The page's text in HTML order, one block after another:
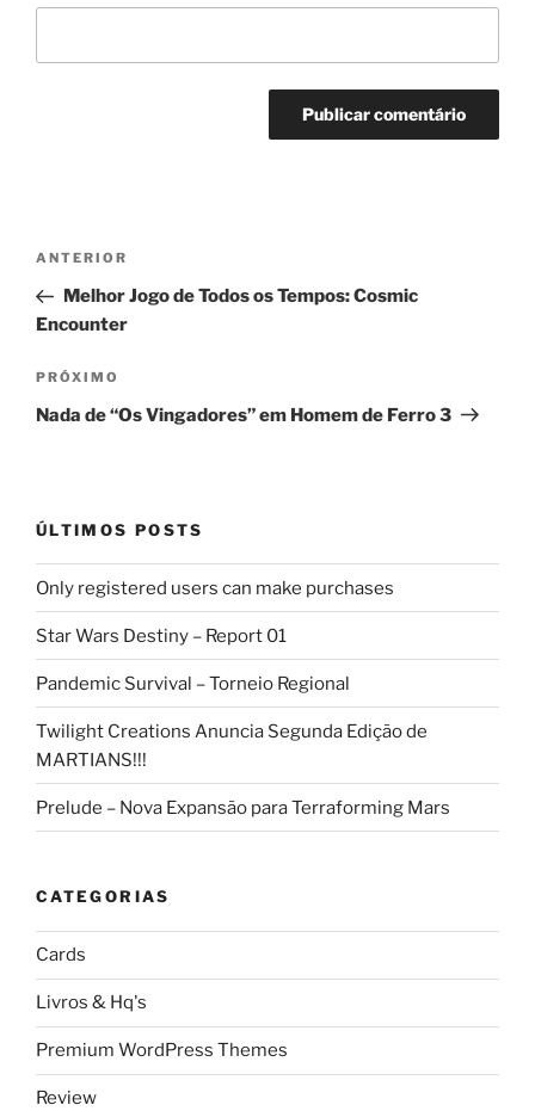
Navegação
Post
Post
anterior
ANTERIOR
Melhor Jogo de Todos os Tempos: Cosmic
Encounter
Próximo
post
PRÓXIMO
Nada de “Os Vingadores” em Homem de Ferro 3
ÚLTIMOS POSTS
Only registered users can make purchases
Star Wars Destiny – Report 01
Pandemic Survival – Torneio Regional
Twilight Creations Anuncia Segunda Edição de
MARTIANS!!!
Prelude – Nova Expansão para Terraforming Mars
CATEGORIAS
Cards
Livros & Hq's
Premium WordPress Themes
Review